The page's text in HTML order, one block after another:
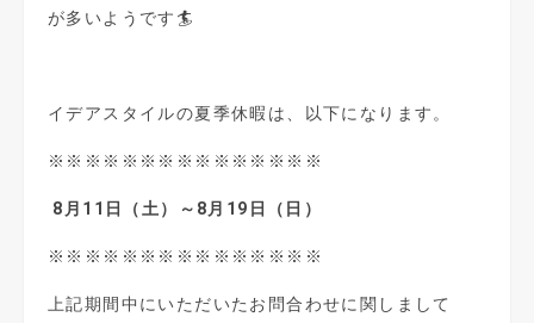
が多いようです🏄
イデアスタイルの夏季休暇は、以下になります。
※※※※※※※※※※※※※※※
8 月 11 日（土）～ 8月 19 日（日）
※※※※※※※※※※※※※※※
上記期間中にいただいたお問合わせに関しまして